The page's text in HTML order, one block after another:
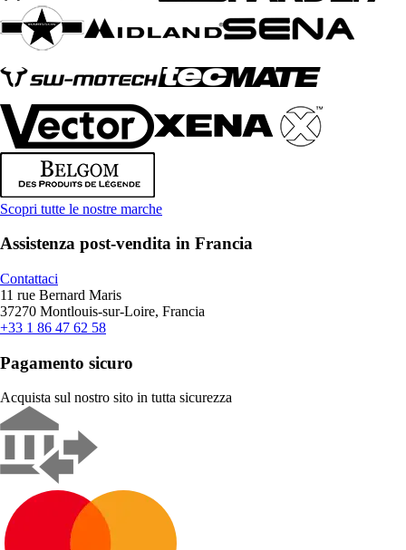
Scopri tutte le nostre marche
Assistenza post-vendita in Francia
Contattaci
11 rue Bernard Maris
37270 Montlouis-sur-Loire, Francia
+33 1 86 47 62 58
Pagamento sicuro
Acquista sul nostro sito in tutta sicurezza